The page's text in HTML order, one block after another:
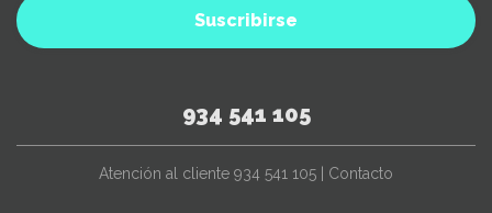
Suscribirse
934 541 105
Atención al cliente 934 541 105 | Contacto